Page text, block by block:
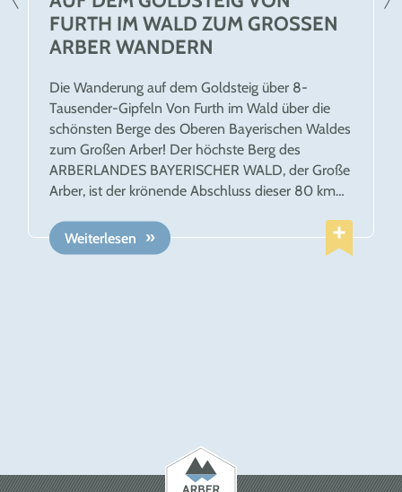
FURTH IM WALD ZUM GROSSEN A
RBER WANDERN
Die Wanderung auf dem Goldsteig über 8-
Tausender-Gipfeln Von Furth im Wald über die
schönsten Berge des Oberen Bayerischen Waldes
zum Großen Arber! Der höchste Berg des
ARBERLANDES BAYERISCHER WALD, der Große
Arber, ist der krönende Abschluss dieser 80 km
Grafenwiesen 2. Etappe: Grafenwiesen – Großer
Arber 3. Etappe: Großer Arber – Bayerisch
Weiterlesen